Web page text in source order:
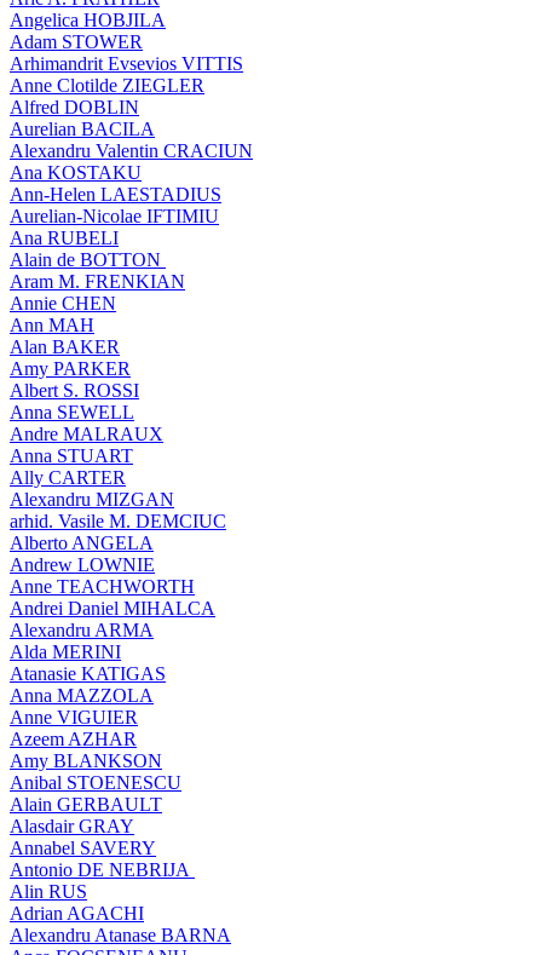
Angelica HOBJILA
Adam STOWER
Arhimandrit Evsevios VITTIS
Anne Clotilde ZIEGLER
Alfred DOBLIN
Aurelian BACILA
Alexandru Valentin CRACIUN
Ana KOSTAKU
Ann-Helen LAESTADIUS
Aurelian-Nicolae IFTIMIU
Ana RUBELI
Alain de BOTTON
Aram Μ. FRENKIAN
Annie CHEN
Ann MAH
Alan BAKER
Amy PARKER
Albert S. ROSSI
Anna SEWELL
Andre MALRAUX
Anna STUART
Ally CARTER
Alexandru MIZGAN
arhid. Vasile M. DEMCIUC
Alberto ANGELA
Andrew LOWNIE
Anne TEACHWORTH
Andrei Daniel MIHALCA
Alexandru ARMA
Alda MERINI
Atanasie KATIGAS
Anna MAZZOLA
Anne VIGUIER
Azeem AZHAR
Amy BLANKSON
Anibal STOENESCU
Alain GERBAULT
Alasdair GRAY
Annabel SAVERY
Antonio DE NEBRIJA
Alin RUS
Adrian AGACHI
Alexandru Atanase BARNA